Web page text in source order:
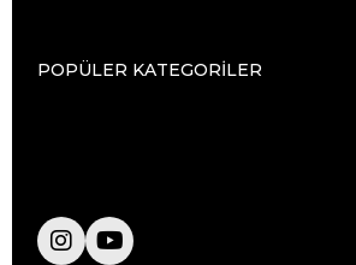
POPÜLER KATEGORİLER